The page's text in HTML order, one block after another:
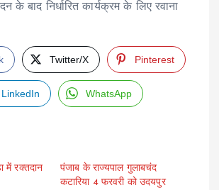
के बाद निर्धारित कार्यक्रम के लिए रवाना
Twitter/X Pinterest
LinkedIn WhatsApp
में रक्तदान
पंजाब के राज्यपाल गुलाबचंद
कटारिया 4 फरवरी को उदयपुर